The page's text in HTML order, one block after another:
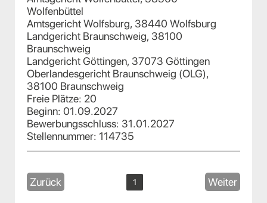
Wolfenbüttel
Amtsgericht Wolfsburg, 38440 Wolfsburg
Landgericht Braunschweig, 38100
Braunschweig
Landgericht Göttingen, 37073 Göttingen
Oberlandesgericht Braunschweig (OLG),
38100 Braunschweig
Freie Plätze: 20
Beginn: 01.09.2027
Bewerbungsschluss: 31.01.2027
Stellennummer: 114735
Zurück 1 Weiter